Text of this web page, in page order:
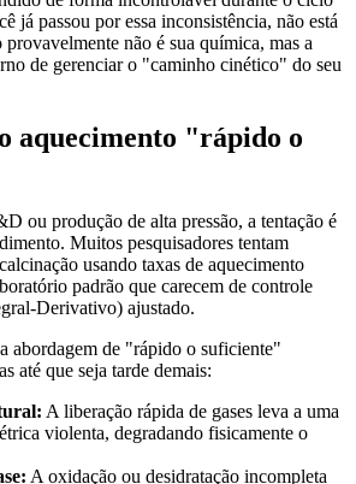
já passou por essa inconsistência, não está
não é sua química, mas a
de gerenciar o "caminho cinético" do seu
aquecimento "rápido o
ou produção de alta pressão, a tentação é
Muitos pesquisadores tentam
usando taxas de aquecimento
padrão que carecem de controle
Derivativo) ajustado.
abordagem de "rápido o suficiente"
até que seja tarde demais:
A liberação rápida de gases leva a uma
violenta, degradando fisicamente o
A oxidação ou desidratação incompleta